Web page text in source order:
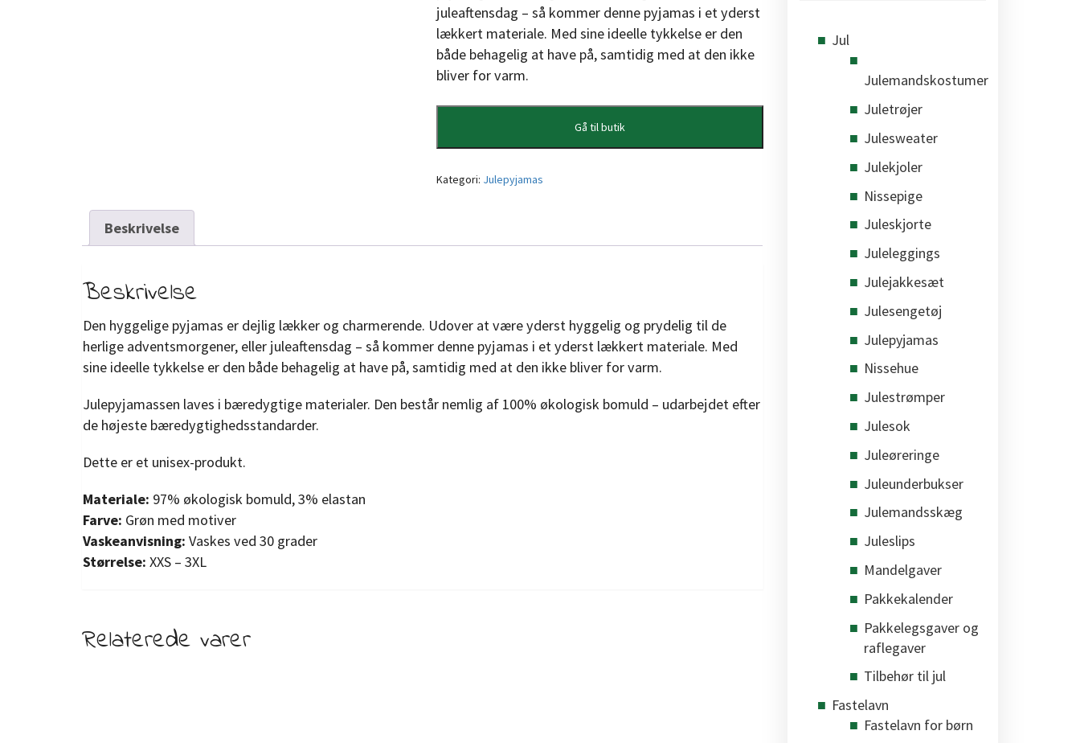
juleaftensdag – så kommer denne pyjamas i et yderst
lækkert materiale. Med sine ideelle tykkelse er den
både behagelig at have på, samtidig med at den ikke
bliver for varm.
Gå til butik
Kategori: Julepyjamas
Beskrivelse
Beskrivelse
Den hyggelige pyjamas er dejlig lækker og charmerende. Udover at være yderst hyggelig og prydelig til de
herlige adventsmorgener, eller juleaftensdag – så kommer denne pyjamas i et yderst lækkert materiale. Med
sine ideelle tykkelse er den både behagelig at have på, samtidig med at den ikke bliver for varm.
Julepyjamassen laves i bæredygtige materialer. Den består nemlig af 100% økologisk bomuld – udarbejdet efter
de højeste bæredygtighedsstandarder.
Dette er et unisex-produkt.
Materiale: 97% økologisk bomuld, 3% elastan
Farve: Grøn med motiver
Vaskeanvisning: Vaskes ved 30 grader
Størrelse: XXS – 3XL
Relaterede varer
Jul
Julemandskostumer
Juletrøjer
Julesweater
Julekjoler
Nissepige
Juleskjorte
Juleleggings
Julejakkesæt
Julesengetøj
Julepyjamas
Nissehue
Julestrømper
Julesok
Juleøreringe
Juleunderbukser
Julemandsskæg
Juleslips
Mandelgaver
Pakkekalender
Pakkelegsgaver og
raflegaver
Tilbehør til jul
Fastelavn
Fastelavn for børn